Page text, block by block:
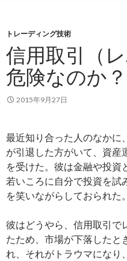
トレーディング技術
信用取引（
危険なのか？
2015年9月27日
最近知り合った人のなかに
が引退した方がいて、資産
を受けた。彼は金融や投資
若いころに自分で投資を試
を笑いながらしておられた。
彼はどうやら、信用取引で
たため、市場が下落したと
れ、それがトラウマになり